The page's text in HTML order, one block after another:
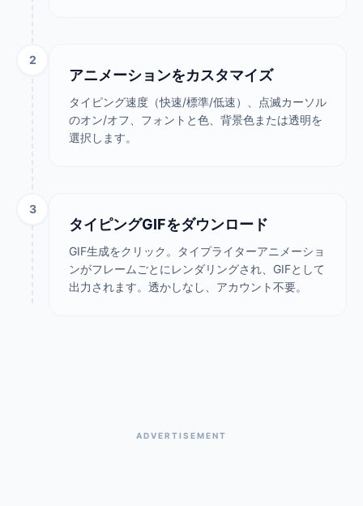
2
アニメーションをカスタマイズ
タイピング速度（快速/標準/低速）、点滅カーソル
のオン/オフ、フォントと色、背景色または透明を
選択します。
3
タイピングGIFをダウンロード
GIF生成をクリック。タイプライターアニメーショ
ンがフレームごとにレンダリングされ、GIFとして
出力されます。透かしなし、アカウント不要。
ADVERTISEMENT